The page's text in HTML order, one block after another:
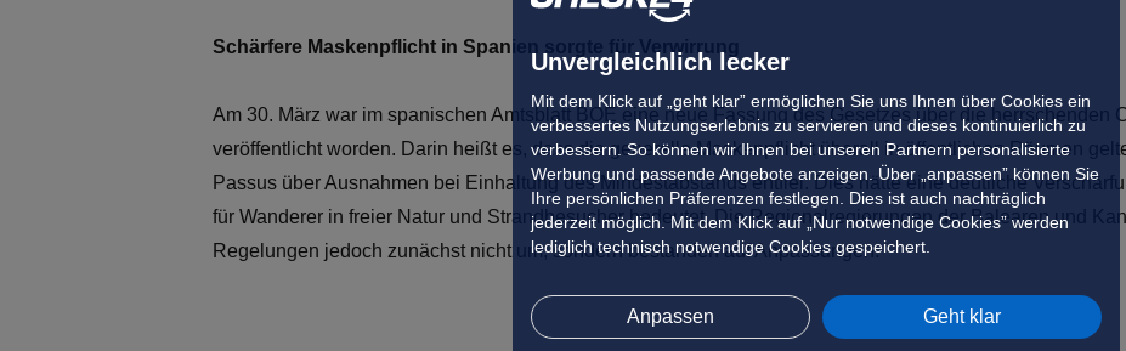
Unvergleichlich lecker
Mit dem Klick auf „geht klar” ermöglichen Sie uns Ihnen über Cookies ein
verbessertes Nutzungserlebnis zu servieren und dieses kontinuierlich zu
verbessern. So können wir Ihnen bei unseren Partnern personalisierte
Werbung und passende Angebote anzeigen. Über „anpassen” können Sie
Ihre persönlichen Präferenzen festlegen. Dies ist auch nachträglich
jederzeit möglich. Mit dem Klick auf „Nur notwendige Cookies” werden
lediglich technisch notwendige Cookies gespeichert.
Anpassen Geht klar
Schärfere Maskenpflicht in Spanien sorgte für Verwirrung
Am 30. März war im spanischen Amtsblatt BOE eine neue Fassung des Gesetzes über die herrschenden
veröffentlicht worden. Darin heißt es, dass die generelle Maskenpflicht überall in öffentlichen Räumen
Passus über Ausnahmen bei Einhaltung des Mindestabstands entfiel. Dies hätte eine deutliche
für Wanderer in freier Natur und Strandbesucher bedeutet. Die Regionalregierungen der Balearen und
Regelungen jedoch zunächst nicht um, sondern bestanden auf Anpassungen.